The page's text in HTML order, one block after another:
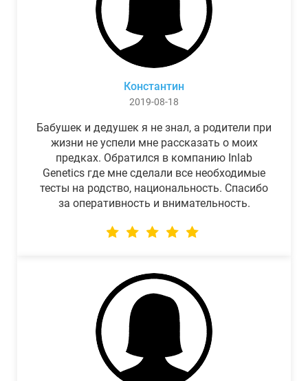
Константин
2019-08-18
Бабушек и дедушек я не знал, а родители при
жизни не успели мне рассказать о моих
предках. Обратился в компанию Inlab
Genetics где мне сделали все необходимые
тесты на родство, национальность. Спасибо
за оперативность и внимательность.